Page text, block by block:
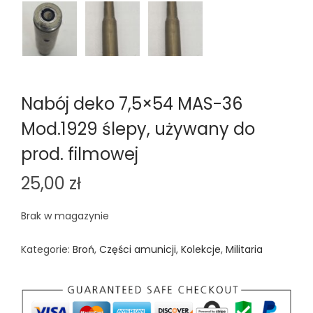
Nabój deko 7,5×54 MAS-36
Mod.1929 ślepy, używany do
prod. filmowej
25,00 zł
Brak w magazynie
Kategorie: Broń, Części amunicji, Kolekcje, Militaria